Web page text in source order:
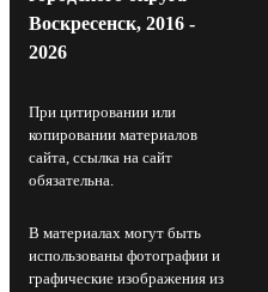
Воскресенск, 2016 -
2026
При цитировании или
копировании материалов
сайта, ссылка на сайт
обязательна.
В материалах могут быть
использованы фотографии и
графические изображения из